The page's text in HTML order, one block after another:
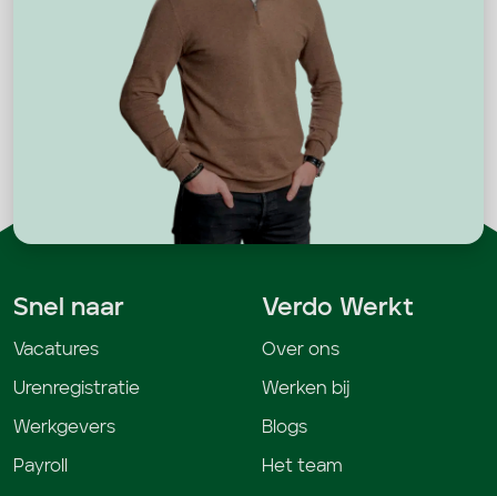
Snel naar
Vacatures
Urenregistratie
Werkgevers
Payroll
Verdo Werkt
Over ons
Werken bij
Blogs
Het team